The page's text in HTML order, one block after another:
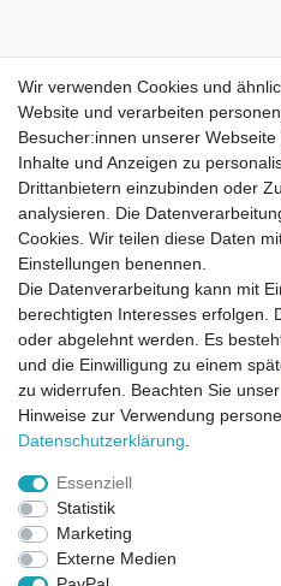
Direktkontakt per
Wir verwenden Cookies und
Website und verarbeiten
Besucher:innen unserer
Inhalte und Anzeigen zu
Drittanbietern einzubinden oder
analysieren. Die
Cookies. Wir teilen diese Daten
Einstellungen benennen.
Die Datenverarbeitung kann mit
berechtigten Interesses erfolgen.
oder abgelehnt werden. Es
und die Einwilligung zu einem
zu widerrufen. Beachten Sie unser
Hinweise zur Verwendung
Daten­schutz­erklärung
Essenziell
Statistik
Marketing
Externe Medien